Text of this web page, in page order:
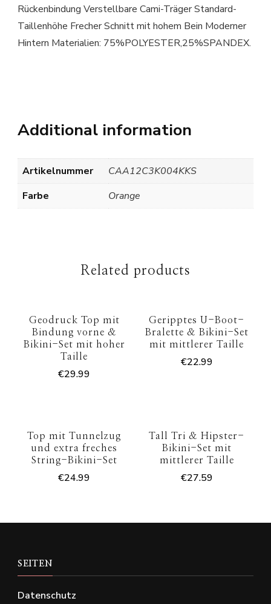
Rückenbindung Verstellbare Cami-Träger Standard-
Taillenhöhe Frecher Schnitt mit hohem Bein Moderner
Hintern Materialien: 75%POLYESTER,25%SPANDEX.
Additional information
Artikelnummer
CAA12C3K004KKS
Farbe
Orange
Related products
Geodruck Top mit
Bindung vorne &
Bikini-Set mit hoher
Taille
€29.99
Geripptes U-Boot-
Bralette & Bikini-Set
mit mittlerer Taille
€22.99
Top mit Tunnelzug
und extra freches
String-Bikini-Set
€24.99
Tall Tri & Hipster-
Bikini-Set mit
mittlerer Taille
€27.59
SEITEN
Datenschutz